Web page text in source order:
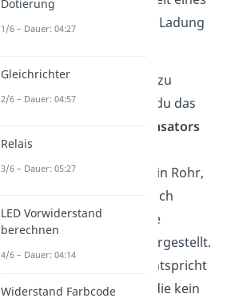
Kondensators, elektrische Ladung
Um das nochmal genauer zu
veranschaulichen, kannst du das
Wassermodell des Kondensators
betrachten. Hier wird ein
elektrischer Leiter durch ein Rohr,
die elektrische Ladung durch
Wasser und die elektrische
dargestellt.
Der Kondensator selbst entspricht
einer flexiblen Membran, die kein
Dotierung
1/6 – Dauer: 04:27
Gleichrichter
2/6 – Dauer: 04:57
Relais
3/6 – Dauer: 05:27
LED Vorwiderstand
berechnen
4/6 – Dauer: 04:14
Widerstand Farbcode